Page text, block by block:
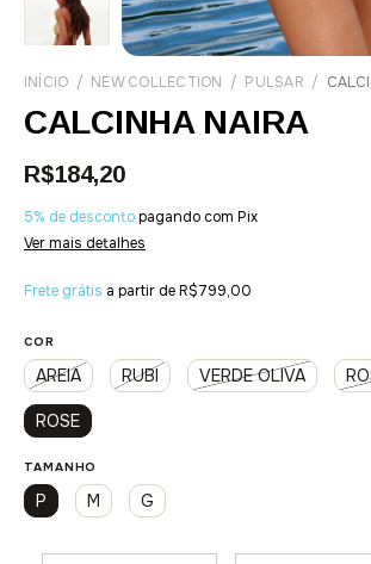
INÍCIO / NEW COLLECTION / PULSAR /
CALCINHA NAIRA
R$184,20
5% de descontopagando com Pix
Ver mais detalhes
Frete grátis a partir deR$799,00
COR
AREIA RUBI VERDE OLIVA
ROSE
TAMANHO
P M G